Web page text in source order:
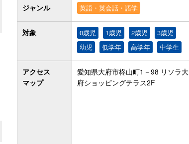
ジャンル 英語・英会話・語学
対象 0歳児 1歳児 2歳児
3歳児
幼児
低学年 高学年 中学生
アクセス
マップ
愛知県大府市柊山町1－98 リソラ大
府ショッピングテラス2F